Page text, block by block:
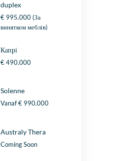
duplex
€ 995.000(За
винятком меблів)
Капрі
€ 490.000
Solenne
Vanaf€ 990.000
Australy Thera
Coming Soon